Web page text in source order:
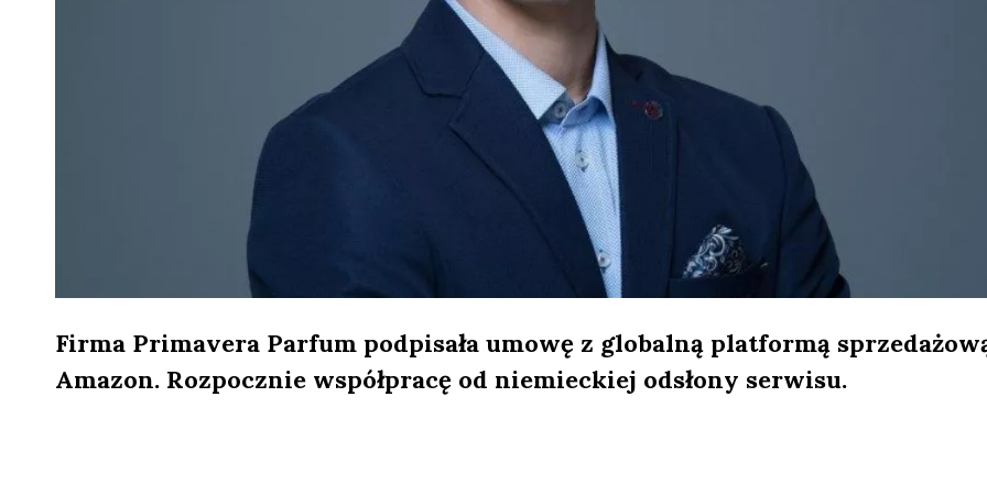
Firma Primavera Parfum podpisała umowę z globalną platformą
Amazon. Rozpocznie współpracę od niemieckiej odsłony serwisu.